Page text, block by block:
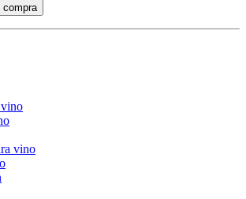
compra
vino